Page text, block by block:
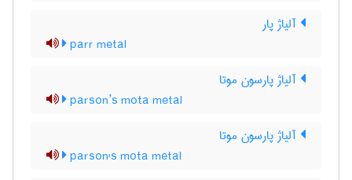
آلیاژ پار
parr metal
آلیاژ پارسون موتا
parson’s mota metal
آلیاژ پارسون موتا
parson's mota metal